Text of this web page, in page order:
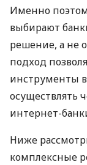
Именно
выбирают
решение, а не
подход
инструменты
осуществлять
интернет-
Ниже
комплексные